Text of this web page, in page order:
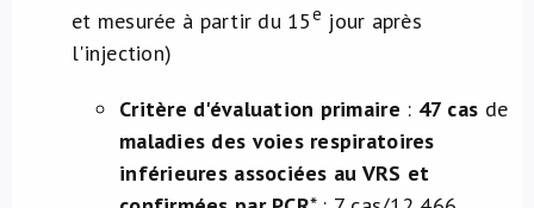
et mesurée à partir du 15e jour après
l'injection)
Critère d'évaluation primaire : 47 cas de
maladies des voies respiratoires
inférieures associées au VRS et